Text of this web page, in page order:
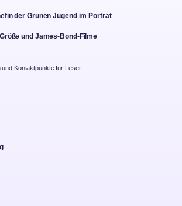
der Grünen Jugend im Porträt
und James-Bond-Filme
Kontaktpunkte fur Leser.